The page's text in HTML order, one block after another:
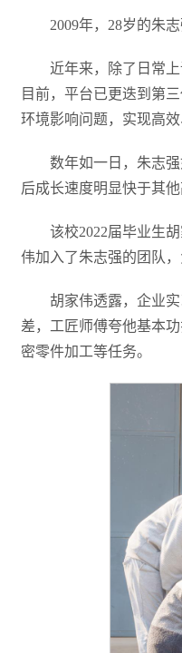
2009年，28岁的朱
近年来，除了日常
目前，平台已更迭到第
环境影响问题，实现高效
数年如一日，朱志
后成长速度明显快于其他
该校2022届毕业生
伟加入了朱志强的团队
胡家伟透露，企业
差，工匠师傅夸他基本
密零件加工等任务。